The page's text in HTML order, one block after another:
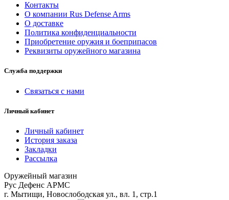
Контакты
О компании Rus Defense Arms
О доставке
Политика конфиденциальности
Приобретение оружия и боеприпасов
Реквизиты оружейного магазина
Служба поддержки
Связаться с нами
Личный кабинет
Личный кабинет
История заказа
Закладки
Рассылка
Оружейный магазин
Рус Дефенс АРМС
г. Мытищи, Новослободская ул., вл. 1, стр.1